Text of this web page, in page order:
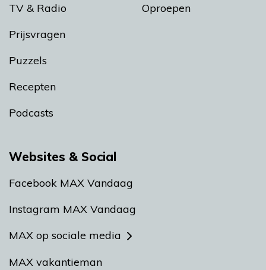
TV & Radio
Prijsvragen
Puzzels
Recepten
Podcasts
Oproepen
Websites & Social
Facebook MAX Vandaag
Instagram MAX Vandaag
MAX op sociale media
MAX vakantieman